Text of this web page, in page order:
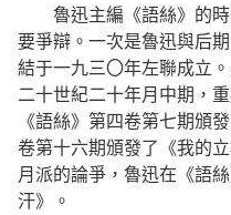
魯迅主編《語絲》的
要爭辯。一次是魯迅與后
結于一九三〇年左聯成立
二十世紀二十年月中期，
《語絲》第四卷第七期頒
卷第十六期頒發了《我的
月派的論爭，魯迅在《語
汗》。